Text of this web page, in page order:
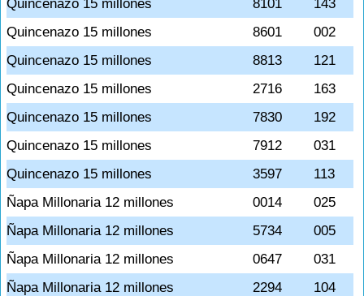
Quincenazo 15 millones
8101
143
Quincenazo 15 millones
8601
002
Quincenazo 15 millones
8813
121
Quincenazo 15 millones
2716
163
Quincenazo 15 millones
7830
192
Quincenazo 15 millones
7912
031
Quincenazo 15 millones
3597
113
Ñapa Millonaria 12 millones
0014
025
Ñapa Millonaria 12 millones
5734
005
Ñapa Millonaria 12 millones
0647
031
Ñapa Millonaria 12 millones
2294
104